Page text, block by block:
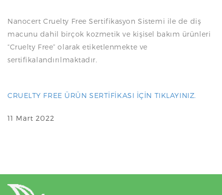
Nanocert Cruelty Free Sertifikasyon Sistemi ile de diş
macunu dahil birçok kozmetik ve kişisel bakım ürünleri
“Cruelty Free” olarak etiketlenmekte ve
sertifikalandırılmaktadır.
CRUELTY FREE ÜRÜN SERTİFİKASI İÇİN TIKLAYINIZ.
11 Mart 2022